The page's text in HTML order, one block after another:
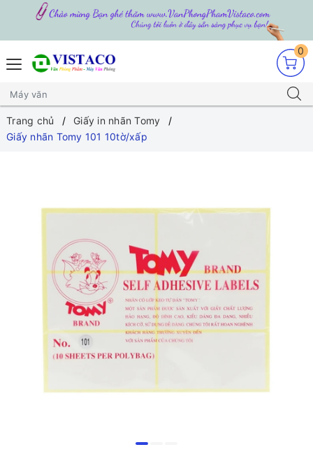
0
Trang chủ
Giấy in nhãn Tomy
Giấy nhãn Tomy 101 10tờ/xấp